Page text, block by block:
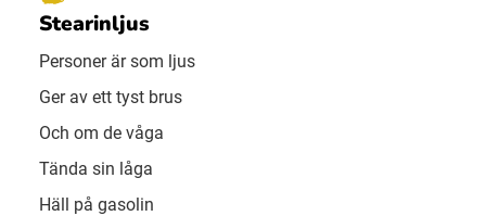
Stearinljus
Personer är som ljus
Ger av ett tyst brus
Och om de våga
Tända sin låga
Häll på gasolin